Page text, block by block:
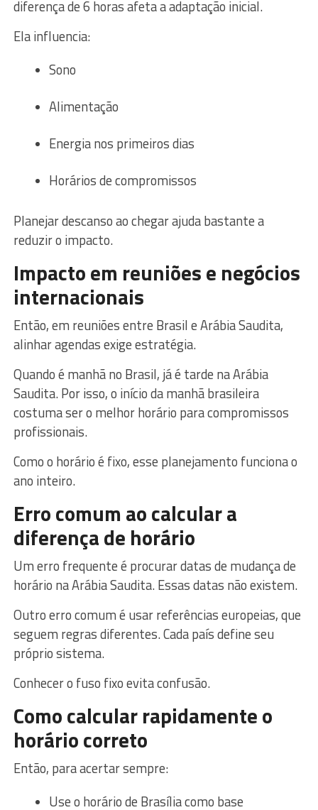
diferença de 6 horas afeta a adaptação inicial.
Ela influencia:
Sono
Alimentação
Energia nos primeiros dias
Horários de compromissos
Planejar descanso ao chegar ajuda bastante a
reduzir o impacto.
Impacto em reuniões e negócios
internacionais
Então, em reuniões entre Brasil e Arábia Saudita,
alinhar agendas exige estratégia.
Quando é manhã no Brasil, já é tarde na Arábia
Saudita. Por isso, o início da manhã brasileira
costuma ser o melhor horário para compromissos
profissionais.
Como o horário é fixo, esse planejamento funciona o
ano inteiro.
Erro comum ao calcular a
diferença de horário
Um erro frequente é procurar datas de mudança de
horário na Arábia Saudita. Essas datas não existem.
Outro erro comum é usar referências europeias, que
seguem regras diferentes. Cada país define seu
próprio sistema.
Conhecer o fuso fixo evita confusão.
Como calcular rapidamente o
horário correto
Então, para acertar sempre:
Use o horário de Brasília como base